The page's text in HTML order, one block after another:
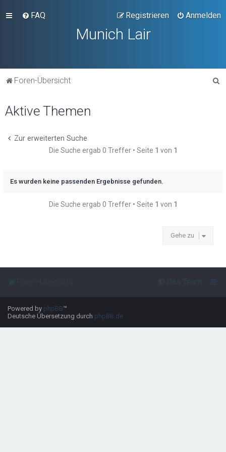
FAQ Anmelden
Registrieren
Munich Lair
Foren-Übersicht
Aktive Themen
Zur erweiterten Suche
Die Suche ergab 0 Treffer • Seite 1 von 1
Es wurden keine passenden Ergebnisse gefunden.
Die Suche ergab 0 Treffer • Seite 1 von 1
Gehe zu
Das Team
Powered by phpBB™
Deutsche Übersetzung durch phpBB.de